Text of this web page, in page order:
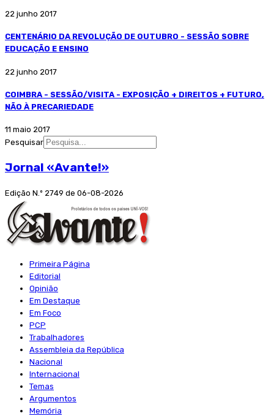
22 junho 2017
CENTENÁRIO DA REVOLUÇÃO DE OUTUBRO - SESSÃO SOBRE
EDUCAÇÃO E ENSINO
22 junho 2017
COIMBRA - SESSÃO/VISITA - EXPOSIÇÃO + DIREITOS + FUTURO,
NÃO À PRECARIEDADE
11 maio 2017
Pesquisar
Jornal «Avante!»
Edição N.º 2749 de 06-08-2026
Primeira Página
Editorial
Opinião
Em Destaque
Em Foco
PCP
Trabalhadores
Assembleia da República
Nacional
Internacional
Temas
Argumentos
Memória